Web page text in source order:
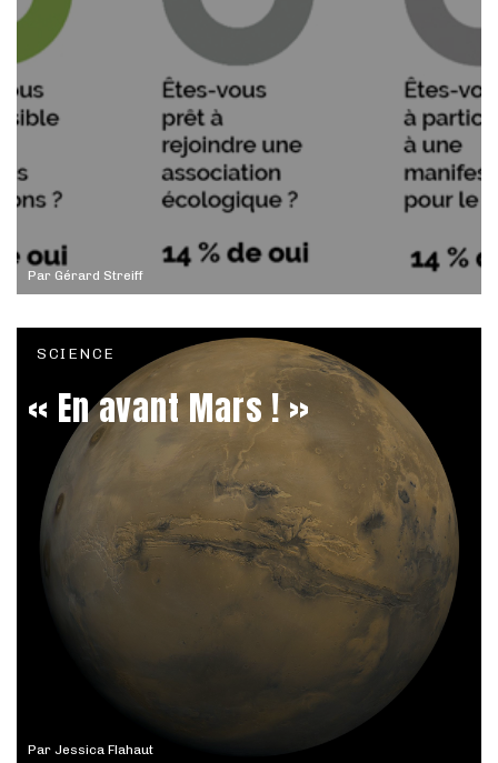
Par Gérard Streiff
Par Jessica Flahaut
SCIENCE
« En avant Mars ! »